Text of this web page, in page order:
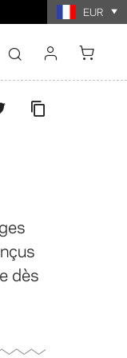
EUR
dès